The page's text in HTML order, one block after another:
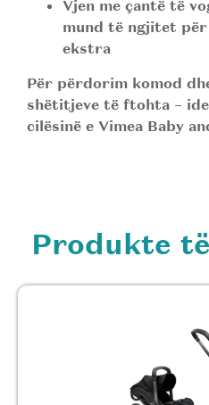
Vjen me çantë të
mund të ngjitet për
ekstra
Për përdorim komod
shëtitjeve të ftohta –
cilësinë e Vimea Baby
Produkte